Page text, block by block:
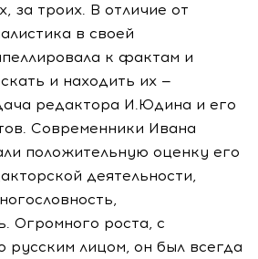
за троих. В отличие от
в своей
к фактам и
и находить их —
редактора И.Юдина и его
Современники Ивана
положительную оценку его
деятельности,
Огромного роста, с
русским лицом, он был всегда